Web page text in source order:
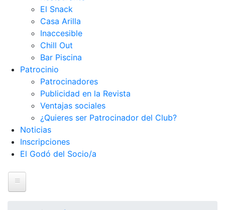
El Snack
Casa Arilla
Inaccesible
Chill Out
Bar Piscina
Patrocinio
Patrocinadores
Publicidad en la Revista
Ventajas sociales
¿Quieres ser Patrocinador del Club?
Noticias
Inscripciones
El Godó del Socio/a